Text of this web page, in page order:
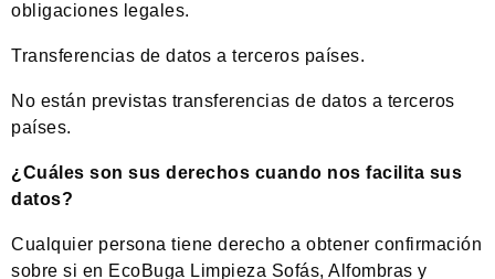
obligaciones legales.
Transferencias de datos a terceros países.
No están previstas transferencias de datos a terceros
países.
¿Cuáles son sus derechos cuando nos facilita sus
datos?
Cualquier persona tiene derecho a obtener confirmación
sobre si en EcoBuga Limpieza Sofás, Alfombras y